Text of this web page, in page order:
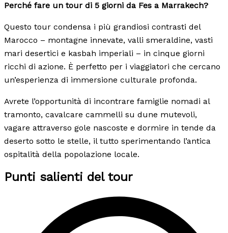
Perché fare un tour di 5 giorni da Fes a Marrakech?
Questo tour condensa i più grandiosi contrasti del
Marocco – montagne innevate, valli smeraldine, vasti
mari desertici e kasbah imperiali – in cinque giorni
ricchi di azione. È perfetto per i viaggiatori che cercano
un’esperienza di immersione culturale profonda.
Avrete l’opportunità di incontrare famiglie nomadi al
tramonto, cavalcare cammelli su dune mutevoli,
vagare attraverso gole nascoste e dormire in tende da
deserto sotto le stelle, il tutto sperimentando l’antica
ospitalità della popolazione locale.
Punti salienti del tour